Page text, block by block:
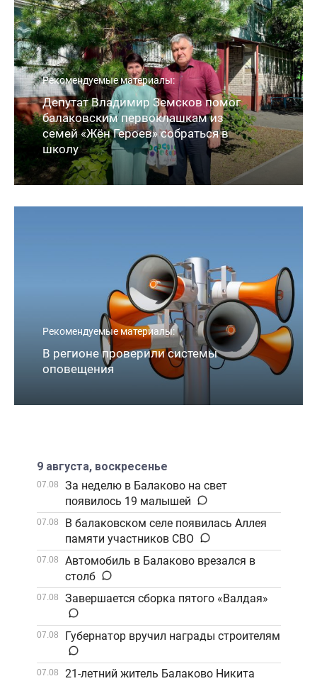
Рекомендуемые материалы:
Депутат Владимир Земсков помог
балаковским первоклашкам из
семей «Жён Героев» собраться в
школу
Рекомендуемые материалы:
В регионе проверили системы
оповещения
9 августа, воскресенье
07.08
За неделю в Балаково на свет
появилось 19 малышей
07.08
В балаковском селе появилась Аллея
памяти участников СВО
07.08
Автомобиль в Балаково врезался в
столб
07.08 Завершается сборка пятого «Валдая»
07.08 Губернатор вручил награды строителям
07.08
21-летний житель Балаково Никита